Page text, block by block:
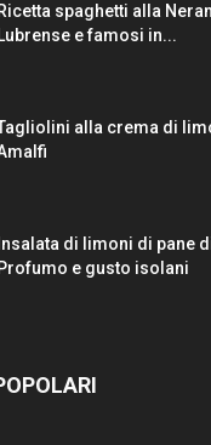
Ricetta spaghetti alla
Lubrense e famosi in...
alla crema di
Insalata di limoni di pane
Profumo e gusto isolani